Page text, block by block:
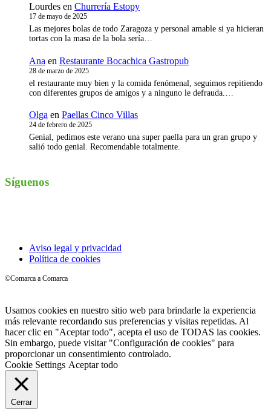
Lourdes en Churrería Estopy
17 de mayo de 2025
Las mejores bolas de todo Zaragoza y personal amable si ya hicieran
tortas con la masa de la bola sería…
Ana en Restaurante Bocachica Gastropub
28 de marzo de 2025
el restaurante muy bien y la comida fenómenal, seguimos repitiendo
con diferentes grupos de amigos y a ninguno le defrauda.…
Olga en Paellas Cinco Villas
24 de febrero de 2025
Genial, pedimos este verano una super paella para un gran grupo y
salió todo genial. Recomendable totalmente.
Síguenos
Aviso legal y privacidad
Política de cookies
©Comarca a Comarca
Usamos cookies en nuestro sitio web para brindarle la experiencia
más relevante recordando sus preferencias y visitas repetidas. Al
hacer clic en "Aceptar todo", acepta el uso de TODAS las cookies.
Sin embargo, puede visitar "Configuración de cookies" para
proporcionar un consentimiento controlado.
Cookie Settings Aceptar todo
Cerrar